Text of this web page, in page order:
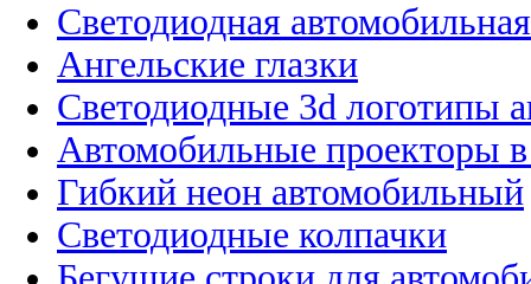
Светодиодная
Ангельские глазки
Светодиодные 3d логотипы
Автомобильные проекторы
Гибкий неон автомобильный
Светодиодные колпачки